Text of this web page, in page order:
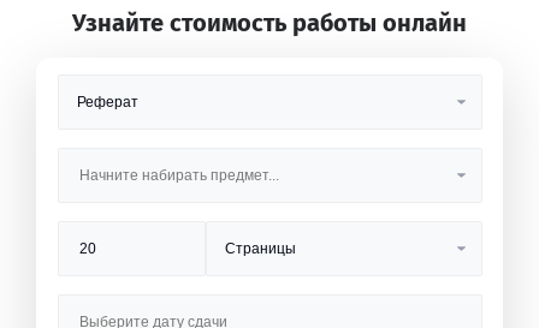
Узнайте стоимость работы онлайн